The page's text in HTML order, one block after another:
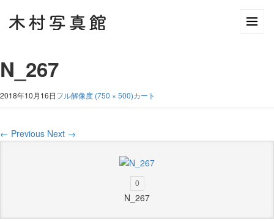
N_267
2018年10月16日フル解像度 (750 × 500)カート
← Previous Next →
0
N_267